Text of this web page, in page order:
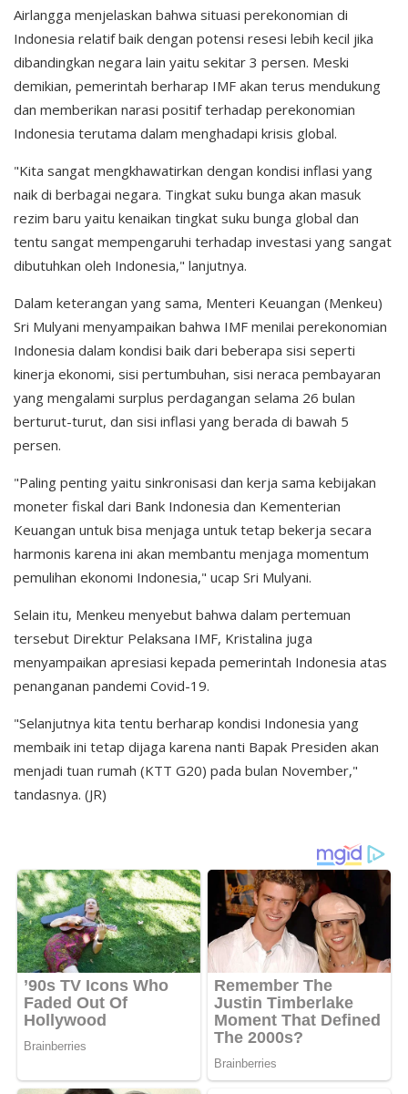
Airlangga menjelaskan bahwa situasi perekonomian di
Indonesia relatif baik dengan potensi resesi lebih kecil jika
dibandingkan negara lain yaitu sekitar 3 persen. Meski
demikian, pemerintah berharap IMF akan terus mendukung
dan memberikan narasi positif terhadap perekonomian
Indonesia terutama dalam menghadapi krisis global.
"Kita sangat mengkhawatirkan dengan kondisi inflasi yang
naik di berbagai negara. Tingkat suku bunga akan masuk
rezim baru yaitu kenaikan tingkat suku bunga global dan
tentu sangat mempengaruhi terhadap investasi yang sangat
dibutuhkan oleh Indonesia," lanjutnya.
Dalam keterangan yang sama, Menteri Keuangan (Menkeu)
Sri Mulyani menyampaikan bahwa IMF menilai perekonomian
Indonesia dalam kondisi baik dari beberapa sisi seperti
kinerja ekonomi, sisi pertumbuhan, sisi neraca pembayaran
yang mengalami surplus perdagangan selama 26 bulan
berturut-turut, dan sisi inflasi yang berada di bawah 5
persen.
"Paling penting yaitu sinkronisasi dan kerja sama kebijakan
moneter fiskal dari Bank Indonesia dan Kementerian
Keuangan untuk bisa menjaga untuk tetap bekerja secara
harmonis karena ini akan membantu menjaga momentum
pemulihan ekonomi Indonesia," ucap Sri Mulyani.
Selain itu, Menkeu menyebut bahwa dalam pertemuan
tersebut Direktur Pelaksana IMF, Kristalina juga
menyampaikan apresiasi kepada pemerintah Indonesia atas
penanganan pandemi Covid-19.
"Selanjutnya kita tentu berharap kondisi Indonesia yang
membaik ini tetap dijaga karena nanti Bapak Presiden akan
menjadi tuan rumah (KTT G20) pada bulan November,"
tandasnya. (JR)